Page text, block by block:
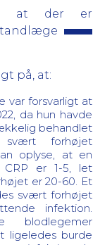
at der er
på, at:
var forsvarligt at
da hun havde
behandlet
forhøjet
oplyse, at en
CRP er 1-5, let
er 20-60. Et
svært forhøjet
infektion.
ligeledes burde